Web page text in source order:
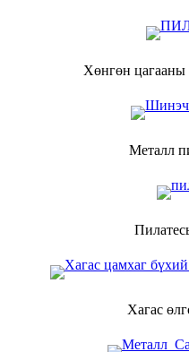
Хөнгөн цагааны
Металл
Хагас